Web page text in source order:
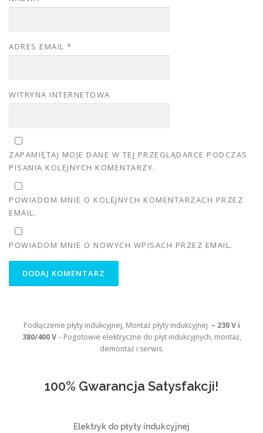
ADRES EMAIL *
WITRYNA INTERNETOWA
ZAPAMIĘTAJ MOJE DANE W TEJ PRZEGLĄDARCE PODCZAS
PISANIA KOLEJNYCH KOMENTARZY.
POWIADOM MNIE O KOLEJNYCH KOMENTARZACH PRZEZ
EMAIL.
POWIADOM MNIE O NOWYCH WPISACH PRZEZ EMAIL.
Podłączenie płyty indukcyjnej, Montaż płyty indukcyjnej – 230 V i
380/400 V– Pogotowie elektryczne do płyt indukcyjnych, montaż,
demontaż i serwis.
100% Gwarancja Satysfakcji!
Elektryk do płyty indukcyjnej